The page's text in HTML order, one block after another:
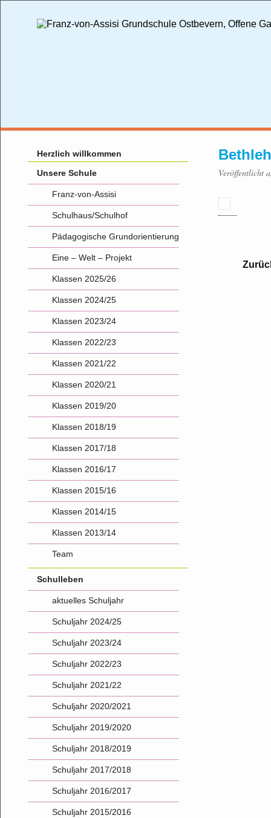
Veröffentlicht
Herzlich willkommen
Unsere Schule
Franz-von-Assisi
Schulhaus/Schulhof
Pädagogische Grundorientierung
Eine – Welt – Projekt
Klassen 2025/26
Klassen 2024/25
Klassen 2023/24
Klassen 2022/23
Klassen 2021/22
Klassen 2020/21
Klassen 2019/20
Klassen 2018/19
Klassen 2017/18
Klassen 2016/17
Klassen 2015/16
Klassen 2014/15
Klassen 2013/14
Team
Schulleben
aktuelles Schuljahr
Schuljahr 2024/25
Schuljahr 2023/24
Schuljahr 2022/23
Schuljahr 2021/22
Schuljahr 2020/2021
Schuljahr 2019/2020
Schuljahr 2018/2019
Schuljahr 2017/2018
Schuljahr 2016/2017
Schuljahr 2015/2016